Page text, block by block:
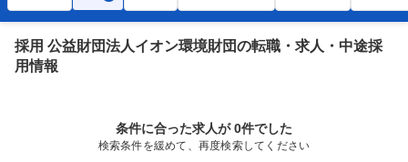
採用 公益財団法人イオン環境財団の転職・求人・中途採
用情報
条件に合った求人が 0件でした
検索条件を緩めて、再度検索してください